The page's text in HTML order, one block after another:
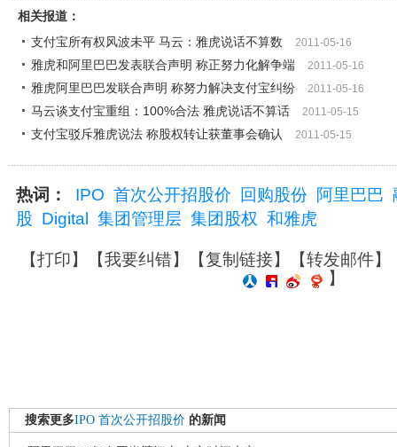
相关报道：
支付宝所有权风波未平 马云：雅虎说话不算数
2011-05-16
雅虎和阿里巴巴发表联合声明 称正努力化解争端 2011-05-16
雅虎阿里巴巴发联合声明 称努力解决支付宝纠纷 2011-05-16
马云谈支付宝重组：100%合法 雅虎说话不算话 2011-05-15
支付宝驳斥雅虎说法 称股权转让获董事会确认 2011-05-15
热词： IPO 首次公开招股价 回购股份 阿里巴巴
股 Digital 集团管理层 集团股权 和雅虎
【打印】【我要纠错】【复制链接】【转发邮件】
】
搜索更多IPO 首次公开招股价 的新闻